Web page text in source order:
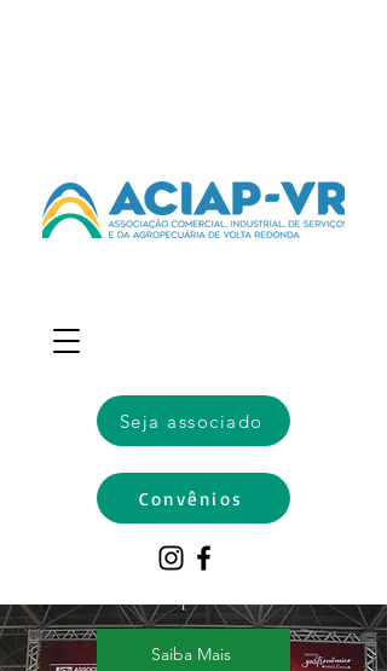
Seja associado
Convênios
Saiba Mais